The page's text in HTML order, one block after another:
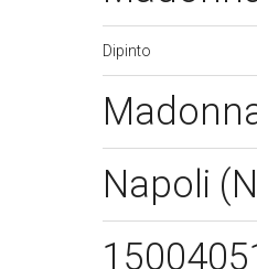
Dipinto
Napoli